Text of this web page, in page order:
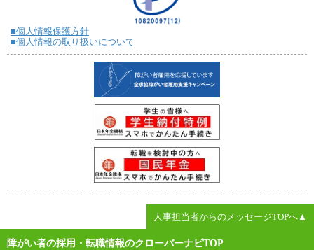
■個人情報保護方針
■個人情報の取り扱いについて
人事担当者からのメッセージTOPへ▲
障がい者の採用・転職情報のクローバーナビTOP